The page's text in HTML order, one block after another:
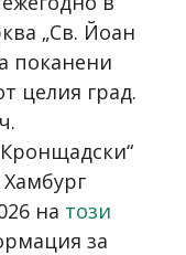
„Св. Йоан
поканени
целия град.
Хамбург
на този
за